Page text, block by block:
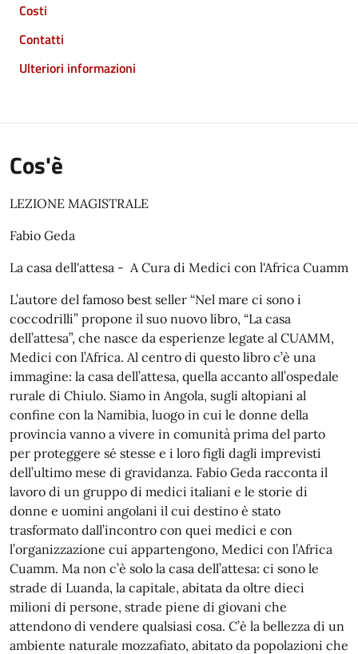
Costi
Contatti
Ulteriori informazioni
Cos'è
LEZIONE MAGISTRALE
Fabio Geda
La casa dell'attesa - A Cura di Medici con l'Africa Cuamm
L’autore del famoso best seller “Nel mare ci sono i
coccodrilli” propone il suo nuovo libro, “La casa
dell’attesa”, che nasce da esperienze legate al CUAMM,
Medici con l’Africa. Al centro di questo libro c’è una
immagine: la casa dell’attesa, quella accanto all’ospedale
rurale di Chiulo. Siamo in Angola, sugli altopiani al
confine con la Namibia, luogo in cui le donne della
provincia vanno a vivere in comunità prima del parto
per proteggere sé stesse e i loro figli dagli imprevisti
dell’ultimo mese di gravidanza. Fabio Geda racconta il
lavoro di un gruppo di medici italiani e le storie di
donne e uomini angolani il cui destino è stato
trasformato dall’incontro con quei medici e con
l’organizzazione cui appartengono, Medici con l’Africa
Cuamm. Ma non c’è solo la casa dell’attesa: ci sono le
strade di Luanda, la capitale, abitata da oltre dieci
milioni di persone, strade piene di giovani che
attendono di vendere qualsiasi cosa. C’è la bellezza di un
ambiente naturale mozzafiato, abitato da popolazioni che